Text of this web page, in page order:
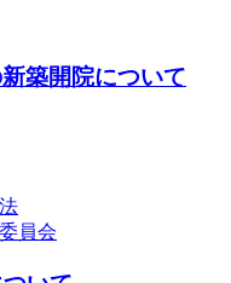
築開院について
員会